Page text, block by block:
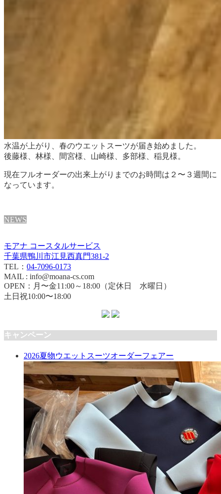
水温が上がり、春のウエットスーツが届き始めました。
後藤様、林様、間宮様、山崎様、多部様、稲見様。
現在フルオーダーの出来上がりまでのお時間は２〜３週間に
なっています。
NEWS
モアナ コースタルサービス
千葉県鴨川市江見西真門381-2
TEL： 04-7096-0173
MAIL : info@moana-cs.com
OPEN：月〜金11:00～18:00（定休日 水曜日）
土日祝10:00〜18:00
キャンペーン
2026夏物ウエットスーツオーダーフェアー